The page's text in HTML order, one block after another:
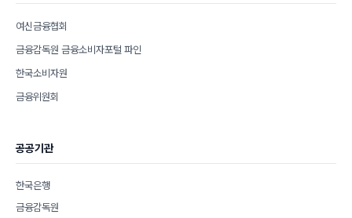
여신금융협회
금융감독원 금융소비자포털 파인
한국소비자원
금융위원회
공공기관
한국은행
금융감독원